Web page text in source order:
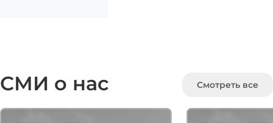
СМИ о нас Смотреть все